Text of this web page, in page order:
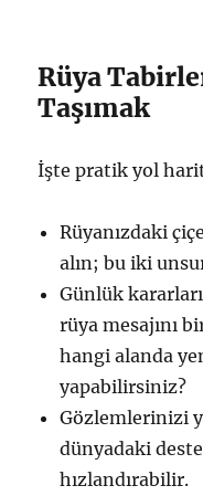
Rüya
Taşımak
İşte pratik yol
Rüyanızdaki
alın; bu iki
Günlük
rüya mesajını
hangi alanda
yapabilirsiniz?
Gözlemlerinizi
dünyadaki
hızlandırabilir.